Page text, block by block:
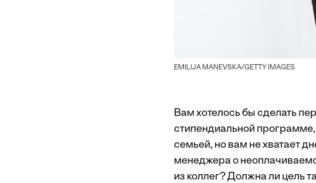
EMILIJA MANEVSKA/GETTY IMAGES
Вам хотелось бы сделать
стипендиальной
семьей, но вам не хватает
менеджера о
из коллег? Должна ли цель